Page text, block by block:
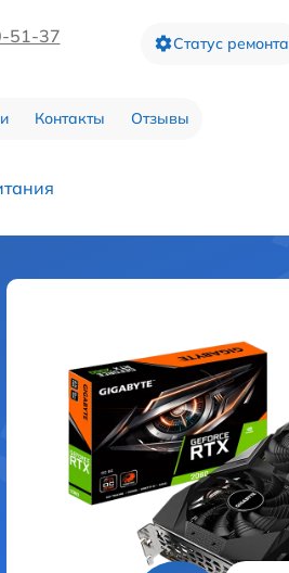
51-37 Статус ремонта
Контакты Отзывы